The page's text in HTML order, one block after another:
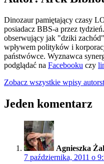
Dinozaur pamiętający czasy
posiadacz BBS-a przez
obserwujący jak "dziki
wpływem polityków i
państwówce. Wyznawca
podglądać na Facebooku czy
Zobacz wszystkie wpisy
Jeden komentarz
Agnieszka
7 października, 2011 o